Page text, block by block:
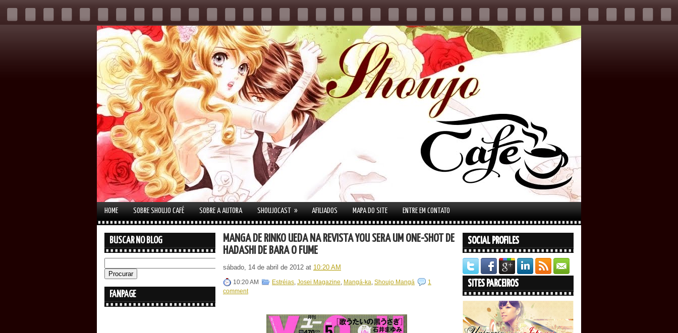
HOME SOBRE SHOUJO CAFÉ SOBRE A AUTORA SHOUJOCAST » AFILIADOS MAPA DO SITE ENTRE EM CONTATO
BUSCAR NO BLOG
FANPAGE
MANGÁ DE RINKO UEDA NA REVISTA YOU SERÁ UM ONE-SHOT DE
HADASHI DE BARA O FUME
sábado, 14 de abril de 2012 at 10:20 AM
10:20 AM Estréias, Josei Magazine, Mangá-ka, Shoujo Mangá
1
comment
SOCIAL PROFILES
SITES PARCEIROS